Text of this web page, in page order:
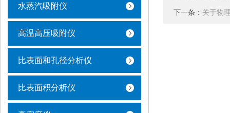
水蒸汽吸附仪
高温高压吸附仪
比表面和孔径分析仪
比表面积分析仪
下一条： 关于物